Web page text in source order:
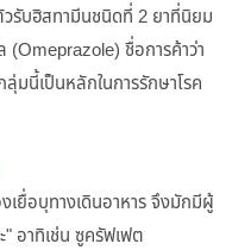
รับฮิสทามีนชนิดที่ 2 ยาที่นิยม
(Omeprazole) ชื่อการค้าว่า
มนี้เป็นหลักในการรักษาโรค
เยื่อบุทางเดินอาหาร จึงมักมีผู้
" อาทิเช่น ซูครัฟเฟต